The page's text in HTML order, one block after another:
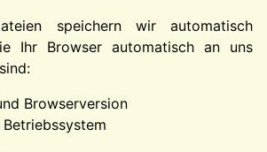
speichern wir automatisch
Ihr Browser automatisch an uns
Browserversion